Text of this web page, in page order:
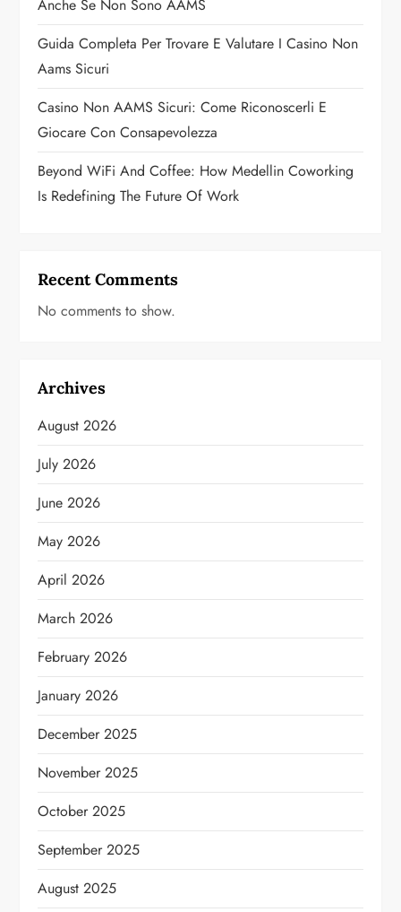
o
n
Anche Se Non Sono AAMS
Guida Completa Per Trovare E Valutare I Casino Non
Aams Sicuri
Casino Non AAMS Sicuri: Come Riconoscerli E
Giocare Con Consapevolezza
Beyond WiFi And Coffee: How Medellin Coworking
Is Redefining The Future Of Work
Recent Comments
No comments to show.
Archives
August 2026
July 2026
June 2026
May 2026
April 2026
March 2026
February 2026
January 2026
December 2025
November 2025
October 2025
September 2025
August 2025